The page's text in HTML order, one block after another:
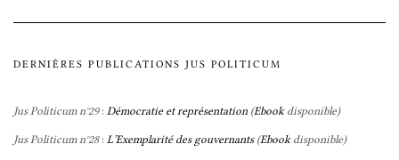
DERNIÈRES PUBLICATIONS JUS POLITICUM
Jus Politicum n°29: Démocratie et représentation (Ebookdisponible)
Jus Politicum n°28: L’Exemplarité des gouvernants(Ebookdisponible)